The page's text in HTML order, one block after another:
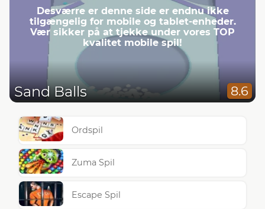
Desværre er denne side er endnu ikke
tilgængelig for mobile og tablet-enheder.
Vær sikker på at tjekke under vores TOP
kvalitet mobile spil!
Sand Balls 8.6
Ordspil
Zuma Spil
Escape Spil